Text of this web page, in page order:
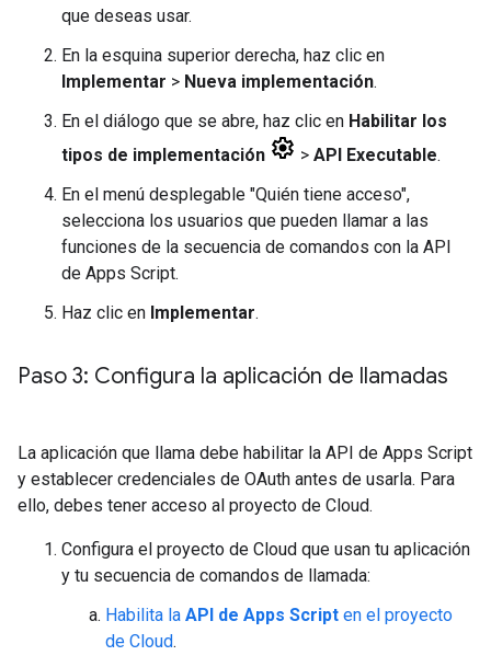
que deseas usar.
En la esquina superior derecha, haz clic en
Implementar > Nueva implementación.
En el diálogo que se abre, haz clic en Habilitar los
tipos de implementación
> API Executable.
En el menú desplegable "Quién tiene acceso",
selecciona los usuarios que pueden llamar a las
funciones de la secuencia de comandos con la API
de Apps Script.
Haz clic en Implementar.
Paso 3: Configura la aplicación de llamadas
La aplicación que llama debe habilitar la API de Apps Script
y establecer credenciales de OAuth antes de usarla. Para
ello, debes tener acceso al proyecto de Cloud.
Configura el proyecto de Cloud que usan tu aplicación
y tu secuencia de comandos de llamada:
Habilita la API de Apps Script en el proyecto
de Cloud.